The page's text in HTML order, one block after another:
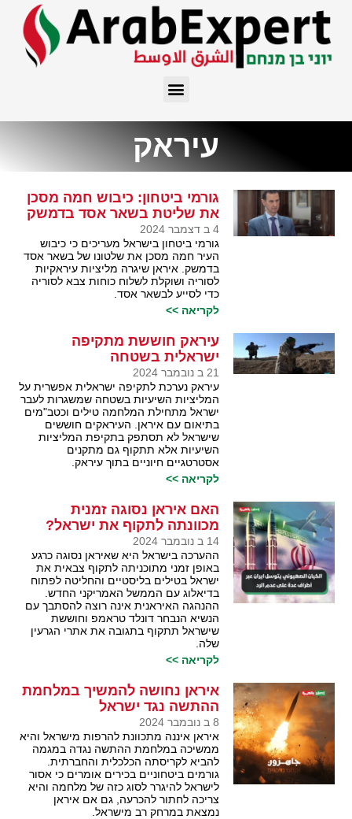
עיראק
גורמי ביטחון: כיבוש חמה מסכן
את שליטת בשאר אסד בדמשק
4 ב דצמבר 2024
גורמי ביטחון בישראל מעריכים כי כיבוש
העיר חמה מסכן את שלטונו של בשאר אסד
בדמשק. איראן שיגרה מליציות עיראקיות
לסוריה ושוקלת לשלוח כוחות צבא לסוריה
כדי לסייע לבשאר אסד.
לקריאה >>
עיראק חוששת מתקיפה
ישראלית בשטחה
21 ב נובמבר 2024
עיראק נערכת לתקיפה ישראלית אפשרית על
המליציות השיעיות בשטחה שמשגרות לעבר
ישראל מתחילת המלחמה טילים וכטב"מים
בתיאום עם איראן. העיראקים חוששים
שישראל לא תסתפק בתקיפת המליציות
השיעיות אלא תתקוף גם מתקנים
אסטרטגיים חיוניים בתוך עיראק.
לקריאה >>
האם איראן נסוגה זמנית
מכוונתה לתקוף את ישראל?
14 ב נובמבר 2024
ההערכה בישראל היא שאיראן נסוגה כרגע
באופן זמני מתוכניתה לתקוף צבאית את
ישראל בטילים בליסטיים והחליטה לפתוח
בדיאלוג עם הממשל האמריקני החדש.
ההנהגה האיראנית אינה רוצה להסתבך עם
הנשיא הנבחר דונלד טראמפ וחוששת
שישראל תתקוף בתגובה את אתרי הגרעין
שלה.
לקריאה >>
איראן נחושה להמשיך במלחמת
ההתשה נגד ישראל
8 ב נובמבר 2024
איראן איננה מתכוונת להרפות מישראל והיא
ממשיכה במלחמת ההתשה נגדה במגמה
להביא לקריסתה הכלכלית והחברתית.
גורמים ביטחוניים בכירים אומרים כי אסור
לישראל להיגרר לסוג כזה של מלחמה והיא
צריכה לחתור להכרעה, גם אם איראן
נמצאת במרחק רב מישראל.